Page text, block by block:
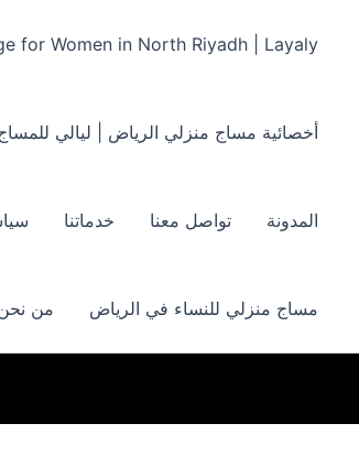
Women in North Riyadh | Layaly ‏‪0548728631
أخصائية مساج منزلي الرياض | ليالي للمساج النسائي
المدونة تواصل معنا خدماتنا
مساج منزلي للنساء في الرياض من